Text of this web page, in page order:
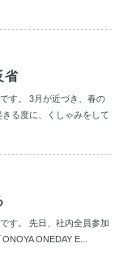
省
す。 3月が近づき、春の
る度に、くしゃみをして
す。 先日、社内全員参加
ONEDAY E...